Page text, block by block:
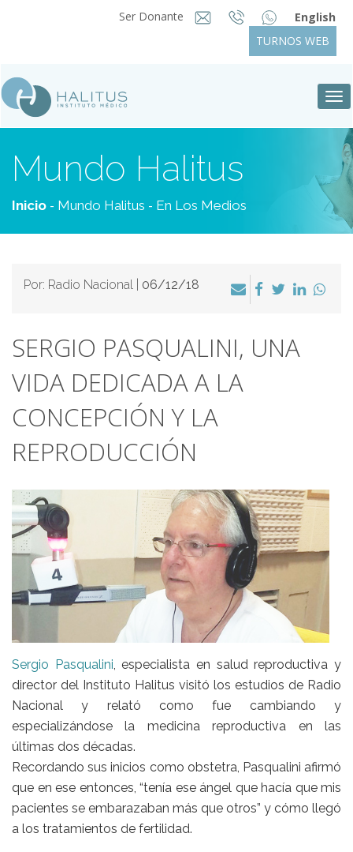
Ser Donante
English
TURNOS WEB
Mundo Halitus
Inicio - Mundo Halitus - En Los Medios
Por: Radio Nacional | 06/12/18
SERGIO PASQUALINI, UNA
VIDA DEDICADA A LA
CONCEPCIÓN Y LA
REPRODUCCIÓN
Sergio Pasqualini, especialista en salud reproductiva y
director del Instituto Halitus visitó los estudios de Radio
Nacional y relató como fue cambiando y
especializándose la medicina reproductiva en las
últimas dos décadas.
Recordando sus inicios como obstetra, Pasqualini afirmó
que en ese entonces, “tenía ese ángel que hacía que mis
pacientes se embarazaban más que otros” y cómo llegó
a los tratamientos de fertilidad.